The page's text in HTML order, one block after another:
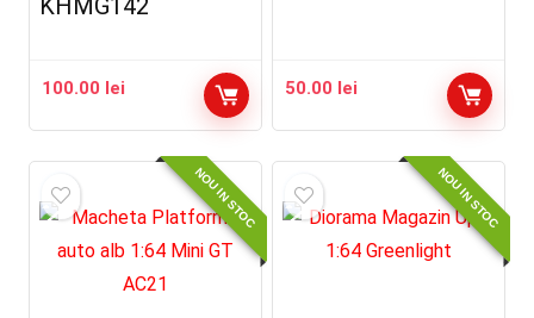
KHMG142
100.00 lei 50.00 lei
NOU IN STOC NOU IN STOC